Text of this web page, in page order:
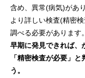
後期高齢者医療健康
骨粗しょう症検診
歯周疾患検診
含め、異常(病気)があ
より詳しい検査(精密
調べる必要があります。
早期に発見できれば、
「精密検査が必要」
う。